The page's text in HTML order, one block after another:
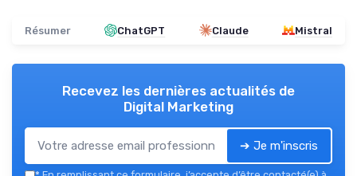
Résumer ChatGPT Claude Mistral
Recevez les dernières actualités de
Digital Marketing
➔ Je m'inscris